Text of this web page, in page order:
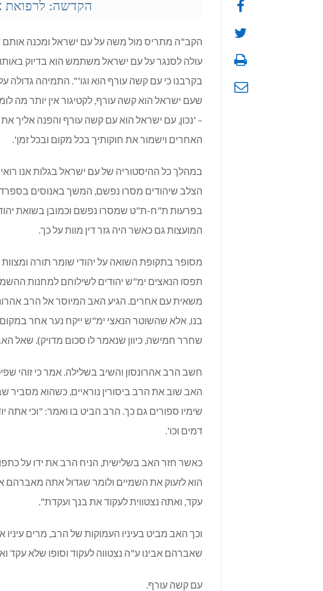
הקדשה: לרפואת
הקב"ה מתריס מול משה על עם ישראל ומכנה
עולה לסנגר על עם ישראל משתמש הוא בדיוק באותו
בקרבנו כי עם קשה עורף הוא וגו'". התמיהה
שעם ישראל הוא קשה עורף, לקטיגור אין יותר מה
– 'נכון, עם ישראל הוא עם קשה עורף והפנה אליך
האחרים וישמור את חוקותיך בכל מקום ובכל זמן'.
במהלך כל ההיסטוריה של עם ישראל בגלות אנו
הצלב שיהודים מסרו נפשם, המשך באנוסים
בפרעות ת"ח-ת"ט שמסרו נפשם וכמובן בשואת
המועצות גם כאשר היה גזר דין מוות על כך.
מסופר בתקופת השואה על יהודי שומר תורה
תפסו הנאצים ימ"ש יהודים לשילוחם למחנות
משאית עם אחרים. הגיע האב המיוסר אל הרב
בנו, אלא שהשוטר הנאצי ימ"ש ייקח נער אחר במקום,
שחרר חמישה, כיוון שנאמר לו סכום מדויק). שאל
חשב הרב אהרונסון והשיב בשלילה. אמר כי זוהי
האב שוב את הרב ביסורין נוראיים, כשהוא מסביר
שימיו ספורים גם כך. הרב הביט בו ואמר: "וכי אתה
דמים וכו'.
כאשר חזר האב בשלישית, הניח הרב את ידו על
הוא לזעוק את השמיים ולומר שגדול אתה מאברהם
עקד, ואתה נצטווית לעקוד את בנך ועקדת".
וכך האב מביט בעיניו העמוקות של הרב, מרים
שאברהם אבינו ע"ה נצטווה לעקוד וסופו שלא עקד
עם קשה עורף.